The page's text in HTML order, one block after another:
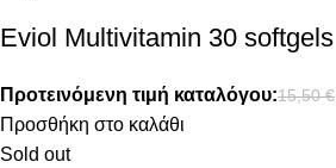
Eviol Multivitamin 30 softgels
Προτεινόμενη τιμή καταλόγου:15,50€
Προσθήκη στο καλάθι
Sold out